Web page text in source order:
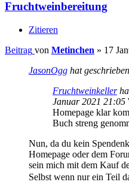
Das sehe ich genauso wie
weitläufigen Bekannten, mehr
mal begonnen zu verstehen,
nachschlagen kann.
(Herkunft unbekannt)
willkomm2000
Beiträge: 501
Registriert:29 August